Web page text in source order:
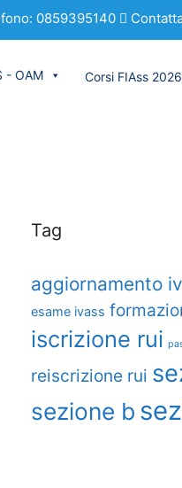
0859395140
- OAM Corsi FIAss 2026
Tag
aggiornamento
esame ivass
iscrizione rui
reiscrizione rui
sezione b